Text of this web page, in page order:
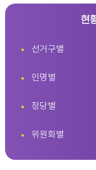
현
선거구별
인명별
정당별
위원회별